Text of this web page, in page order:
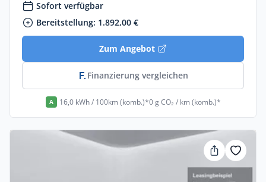
Sofort verfügbar
Bereitstellung: 1.892,00 €
Zum Angebot
Finanzierung vergleichen
A 16,0 kWh / 100km (komb.)*0 g CO₂ / km (komb.)*